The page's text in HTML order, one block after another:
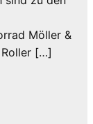
Möller &
Roller […]